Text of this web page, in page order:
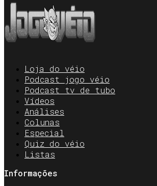
Loja do véio
Podcast jogo véio
Podcast tv de tubo
Vídeos
Análises
Colunas
Especial
Quiz do véio
Listas
Informações